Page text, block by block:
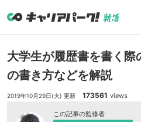
大学生が履歴書を書く
の書き方などを解説
2019年10月29日(火) 更新 173561 views
この記事の監修者